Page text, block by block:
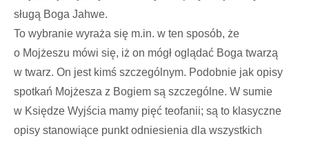
sługą Boga Jahwe.
To wybranie wyraża się m.in. w ten sposób, że
o Mojżeszu mówi się, iż on mógł oglądać Boga twarzą
w twarz. On jest kimś szczególnym. Podobnie jak opisy
spotkań Mojżesza z Bogiem są szczególne. W sumie
w Księdze Wyjścia mamy pięć teofanii; są to klasyczne
opisy stanowiące punkt odniesienia dla wszystkich